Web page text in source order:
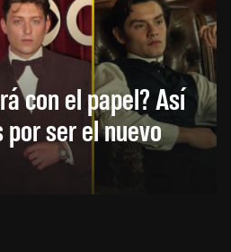
con el papel? Así
ser el nuevo